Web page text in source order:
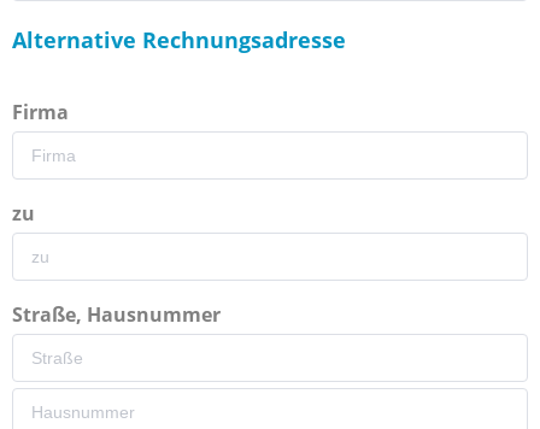
Alternative Rechnungsadresse
Firma
zu
Straße, Hausnummer